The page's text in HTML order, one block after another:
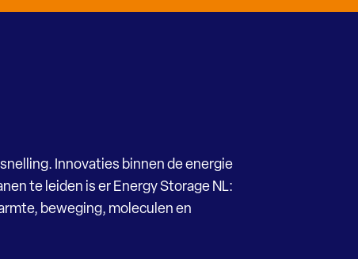
Innovaties binnen de energie
te leiden is er Energy Storage NL:
beweging, moleculen en